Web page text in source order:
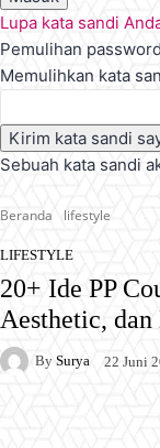
Lupa kata sandi
Pemulihan password
Memulihkan kata
Sebuah kata sandi
Beranda lifestyle
LIFESTYLE
20+ Ide PP
Aesthetic,
By Surya 22 Juni